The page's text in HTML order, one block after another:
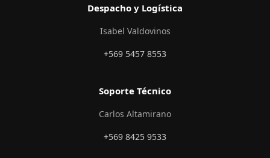
Despacho y Logística
Isabel Valdovinos
+569 5457 8553
Soporte Técnico
Carlos Altamirano
+569 8425 9533